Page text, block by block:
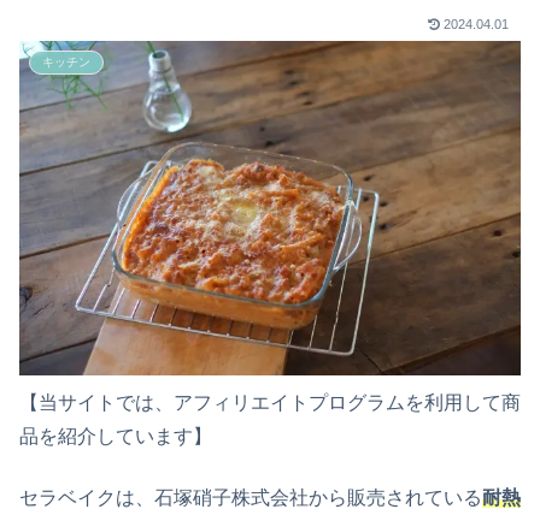
2024.04.01
キッチン
【当サイトでは、アフィリエイトプログラムを利用して商
品を紹介しています】
セラベイクは、石塚硝子株式会社から販売されている耐熱